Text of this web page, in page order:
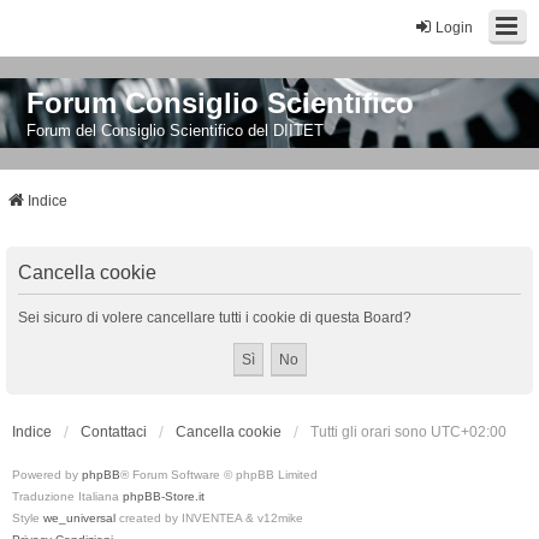
Login
Forum Consiglio Scientifico
Forum del Consiglio Scientifico del DIITET
Indice
Cancella cookie
Sei sicuro di volere cancellare tutti i cookie di questa Board?
Indice Contattaci Cancella cookie Tutti gli orari sono UTC+02:00
Powered by phpBB® Forum Software © phpBB Limited
Traduzione Italiana phpBB-Store.it
Style we_universal created by INVENTEA & v12mike